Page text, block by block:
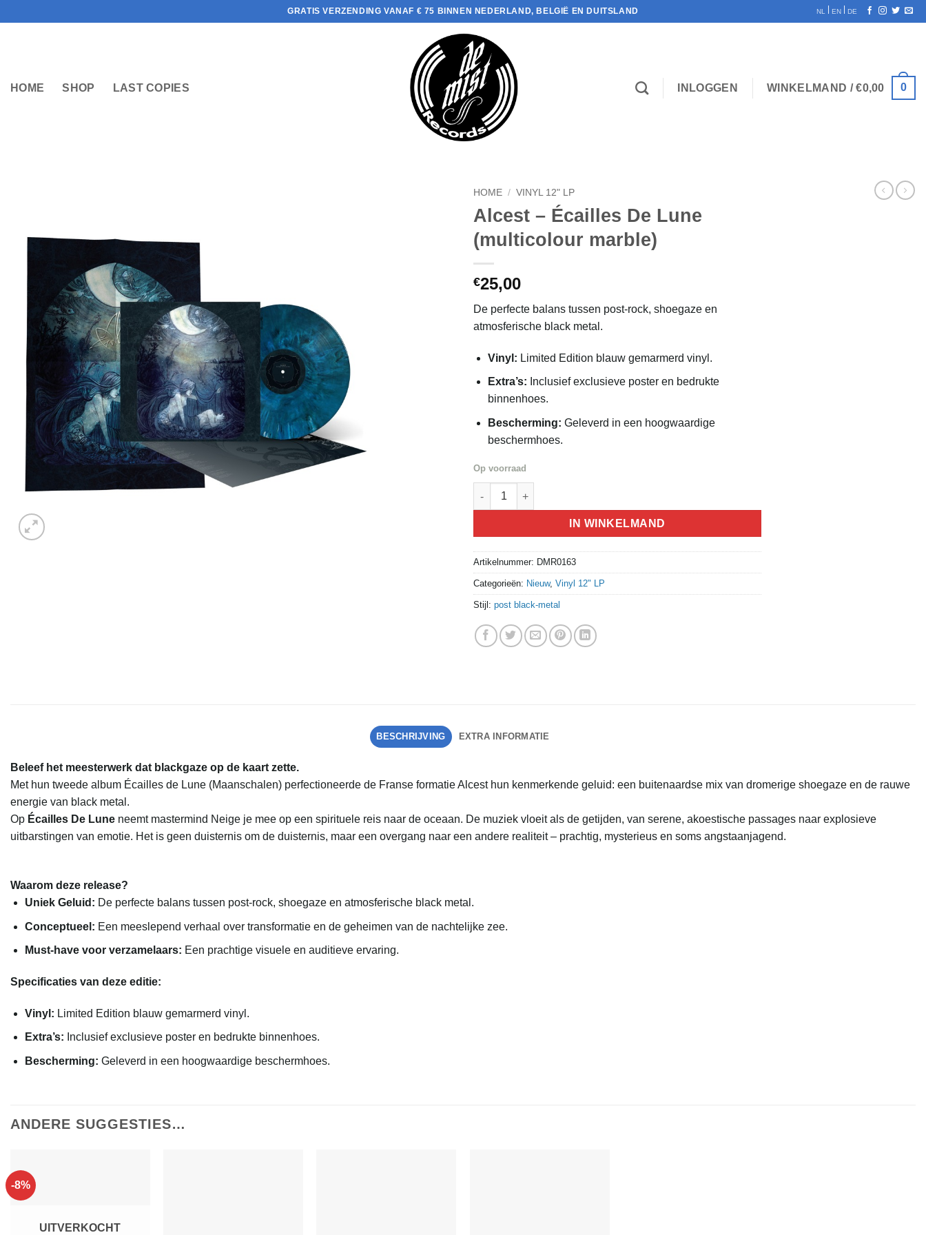
naar
GRATIS VERZENDING VANAF € 75 BINNEN NEDERLAND, BELGIË EN DUITSLAND NL | EN| DE
HOME SHOP LAST COPIES INLOGGEN WINKELMAND /€0,00 0
HOME / VINYL 12" LP
Alcest – Écailles De Lune
(multicolour marble)
€25,00
De perfecte balans tussen post-rock, shoegaze en
atmosferische black metal.
Vinyl: Limited Edition blauw gemarmerd vinyl.
Extra’s: Inclusief exclusieve poster en bedrukte
binnenhoes.
Bescherming: Geleverd in een hoogwaardige
beschermhoes.
Op voorraad
Alcest - Écailles De Lune (multicolour marble) aantal
IN WINKELMAND
Artikelnummer: DMR0163
Categorieën: Nieuw, Vinyl 12" LP
Stijl: post black-metal
BESCHRIJVING EXTRA INFORMATIE
Beleef het meesterwerk dat blackgaze op de kaart zette.
Met hun tweede album Écailles de Lune (Maanschalen) perfectioneerde de Franse formatie Alcest hun kenmerkende geluid: een buitenaardse mix van dromerige shoegaze en de rauwe
energie van black metal.
Op Écailles De Lune neemt mastermind Neige je mee op een spirituele reis naar de oceaan. De muziek vloeit als de getijden, van serene, akoestische passages naar explosieve
uitbarstingen van emotie. Het is geen duisternis om de duisternis, maar een overgang naar een andere realiteit – prachtig, mysterieus en soms angstaanjagend.
Waarom deze release?
Uniek Geluid: De perfecte balans tussen post-rock, shoegaze en atmosferische black metal.
Conceptueel: Een meeslepend verhaal over transformatie en de geheimen van de nachtelijke zee.
Must-have voor verzamelaars: Een prachtige visuele en auditieve ervaring.
Specificaties van deze editie:
Vinyl: Limited Edition blauw gemarmerd vinyl.
Extra’s: Inclusief exclusieve poster en bedrukte binnenhoes.
Bescherming: Geleverd in een hoogwaardige beschermhoes.
ANDERE SUGGESTIES…
-8%
UITVERKOCHT